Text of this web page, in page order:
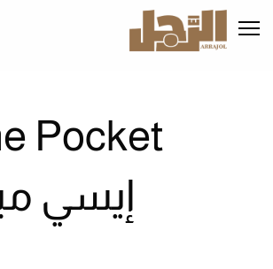
إلى
المحتوى
إيسي